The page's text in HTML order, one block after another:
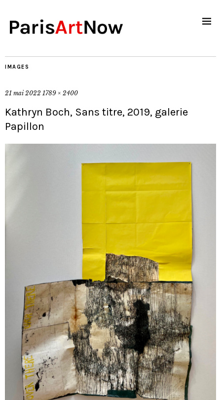
IMAGES
21 mai 2022 1789 × 2400
Kathryn Boch, Sans titre, 2019, galerie
Papillon